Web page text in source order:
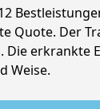
Quote. Der
erkrankte
Weise.